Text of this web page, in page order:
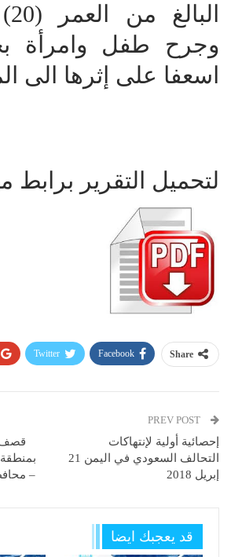
وجرح طفل وامرأة
اسعفا على إثرها الى
لتحميل التقرير برابط
Share
Facebook
Twitter
إحصائية أولية لإنتهاكات
التحالف السعودي في اليمن 21
إبريل 2018
قصف
قد يعجبك ايضا